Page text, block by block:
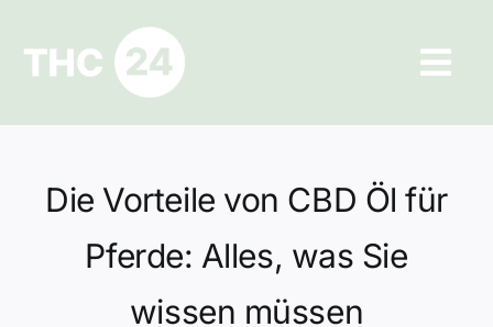
springen
Ratgeber
Hilfe und Kontakt
Datenschutz
Die Vorteile von CBD Öl für
Pferde: Alles, was Sie
wissen müssen